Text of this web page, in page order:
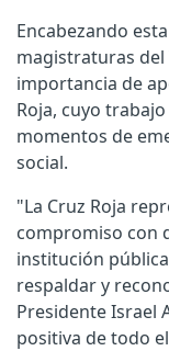
Encabezando
magistraturas
importancia de
Roja, cuyo
momentos de
social.
"La Cruz Roja
compromiso con
institución
respaldar y
Presidente Israel
positiva de todo